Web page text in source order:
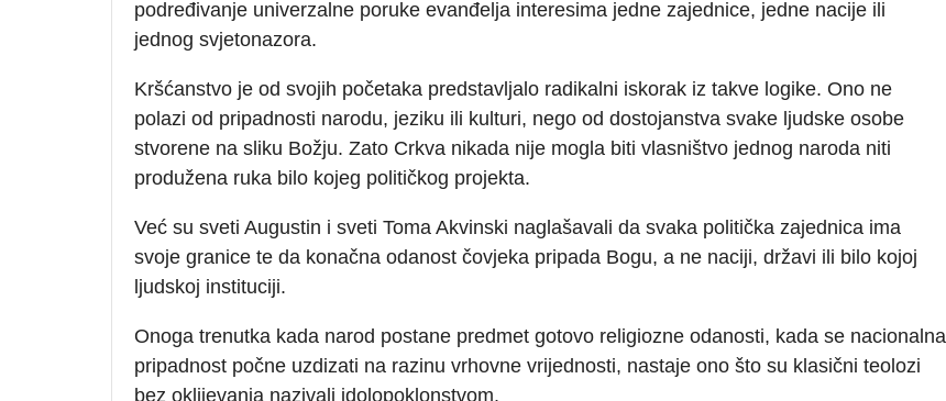
podređivanje univerzalne poruke evanđelja interesima jedne zajednice, jedne nacije ili
jednog svjetonazora.
Kršćanstvo je od svojih početaka predstavljalo radikalni iskorak iz takve logike. Ono ne
polazi od pripadnosti narodu, jeziku ili kulturi, nego od dostojanstva svake ljudske osobe
stvorene na sliku Božju. Zato Crkva nikada nije mogla biti vlasništvo jednog naroda niti
produžena ruka bilo kojeg političkog projekta.
Već su sveti Augustin i sveti Toma Akvinski naglašavali da svaka politička zajednica ima
svoje granice te da konačna odanost čovjeka pripada Bogu, a ne naciji, državi ili bilo kojoj
ljudskoj instituciji.
Onoga trenutka kada narod postane predmet gotovo religiozne odanosti, kada se nacionalna
pripadnost počne uzdizati na razinu vrhovne vrijednosti, nastaje ono što su klasični teolozi
bez oklijevanja nazivali idolopoklonstvom.